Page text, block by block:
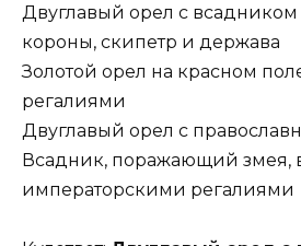
Двуглавый орел с всадником
короны, скипетр и держава
Золотой орел на красном
регалиями
Двуглавый орел с
Всадник, поражающий змея,
императорскими регалиями